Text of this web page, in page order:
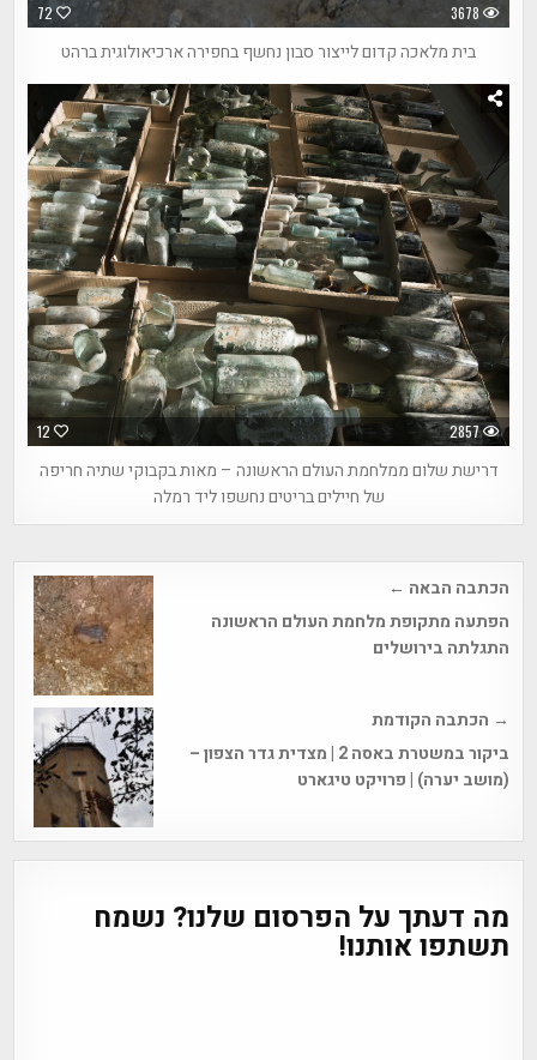
72 3678
בית מלאכה קדום לייצור סבון נחשף בחפירה ארכיאולוגית ברהט
12 2857
דרישת שלום ממלחמת העולם הראשונה – מאות בקבוקי שתיה חריפה
של חיילים בריטים נחשפו ליד רמלה
Post
navigation
הכתבה הבאה ←
הפתעה מתקופת מלחמת העולם הראשונה
התגלתה בירושלים
→ הכתבה הקודמת
ביקור במשטרת באסה 2 | מצדית גדר הצפון –
(מושב יערה) | פרויקט טיגארט
מה דעתך על הפרסום שלנו? נשמח
תשתפו אותנו!